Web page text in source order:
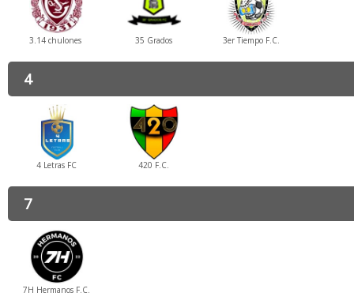
3.14 chulones 35 Grados 3er Tiempo F.C.
4
4 Letras FC 420 F.C.
7
7H Hermanos F.C.